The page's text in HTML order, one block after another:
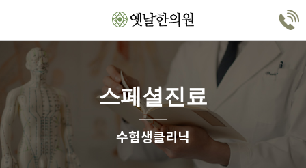
스페셜진료
수험생클리닉